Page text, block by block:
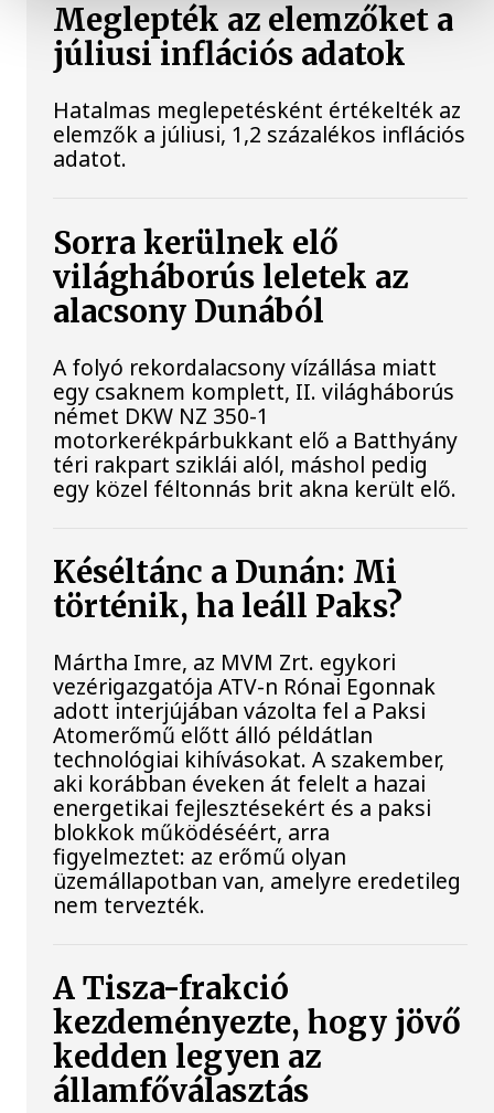
Meglepték az elemzőket a
júliusi inflációs adatok
Hatalmas meglepetésként értékelték az
elemzők a júliusi, 1,2 százalékos inflációs
adatot.
Sorra kerülnek elő
világháborús leletek az
alacsony Dunából
A folyó rekordalacsony vízállása miatt
egy csaknem komplett, II. világháborús
német DKW NZ 350-1
motorkerékpárbukkant elő a Batthyány
téri rakpart sziklái alól, máshol pedig
egy közel féltonnás brit akna került elő.
Késéltánc a Dunán: Mi
történik, ha leáll Paks?
Mártha Imre, az MVM Zrt. egykori
vezérigazgatója ATV-n Rónai Egonnak
adott interjújában vázolta fel a Paksi
Atomerőmű előtt álló példátlan
technológiai kihívásokat. A szakember,
aki korábban éveken át felelt a hazai
energetikai fejlesztésekért és a paksi
blokkok működéséért, arra
figyelmeztet: az erőmű olyan
üzemállapotban van, amelyre eredetileg
nem tervezték.
A Tisza-frakció
kezdeményezte, hogy jövő
kedden legyen az
államfőválasztás